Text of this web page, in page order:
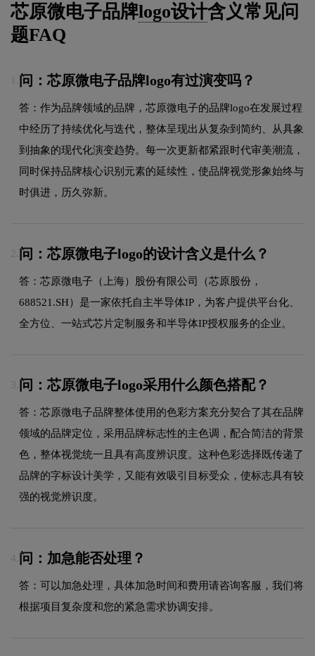
芯原微电子品牌logo设计含义常见问
题FAQ
问：芯原微电子品牌logo有过演变吗？
答：作为品牌领域的品牌，芯原微电子的品牌logo在发展过程
中经历了持续优化与迭代，整体呈现出从复杂到简约、从具象
到抽象的现代化演变趋势。每一次更新都紧跟时代审美潮流，
同时保持品牌核心识别元素的延续性，使品牌视觉形象始终与
时俱进，历久弥新。
2. 问：芯原微电子logo的设计含义是什么？
答：芯原微电子（上海）股份有限公司（芯原股份，
688521.SH）是一家依托自主半导体IP，为客户提供平台化、
全方位、一站式芯片定制服务和半导体IP授权服务的企业。
3. 问：芯原微电子logo采用什么颜色搭配？
答：芯原微电子品牌整体使用的色彩方案充分契合了其在品牌
领域的品牌定位，采用品牌标志性的主色调，配合简洁的背景
色，整体视觉统一且具有高度辨识度。这种色彩选择既传递了
品牌的字标设计美学，又能有效吸引目标受众，使标志具有较
强的视觉辨识度。
4. 问：加急能否处理？
答：可以加急处理，具体加急时间和费用请咨询客服，我们将
根据项目复杂度和您的紧急需求协调安排。